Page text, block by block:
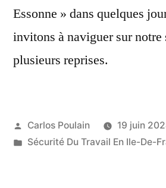
Essonne » dans quelques
invitons à naviguer sur notre
plusieurs reprises.
Publié
par
Carlos Poulain
19 juin
Publié
Sécurité Du Travail En Ile-De-